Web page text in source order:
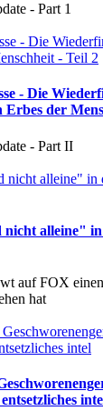
- Part 1
- Die
der
- Part II
alleine"
auf FOX
hat